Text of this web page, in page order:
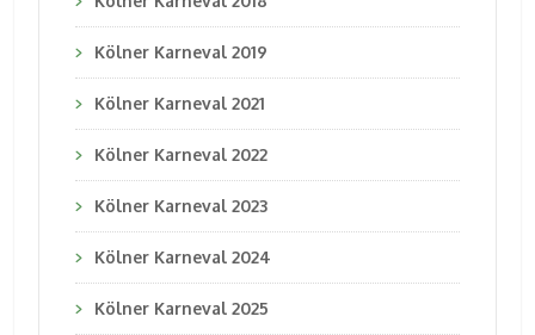
Kölner Karneval 2019
Kölner Karneval 2021
Kölner Karneval 2022
Kölner Karneval 2023
Kölner Karneval 2024
Kölner Karneval 2025